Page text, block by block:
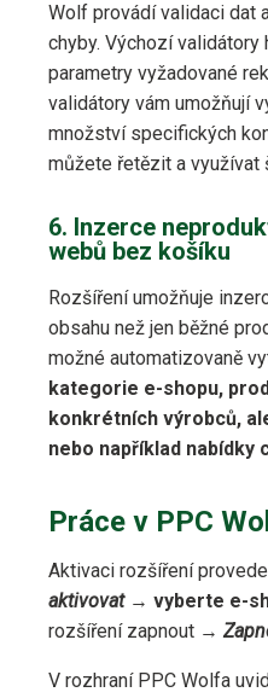
Wolf provádí validaci dat
chyby. Výchozí
parametry vyžadované
validátory vám umožňují
množství specifických
můžete řetězit a využívat
6. Inzerce
webů bez košíku
Rozšíření umožňuje
obsahu než jen běžné
možné automatizovaně
kategorie e-shopu,
konkrétních výrobců,
nebo například nabídky
Práce v PPC
Aktivaci rozšíření
aktivovat→ vyberte e-
rozšíření zapnout →
V rozhraní PPC Wolfa